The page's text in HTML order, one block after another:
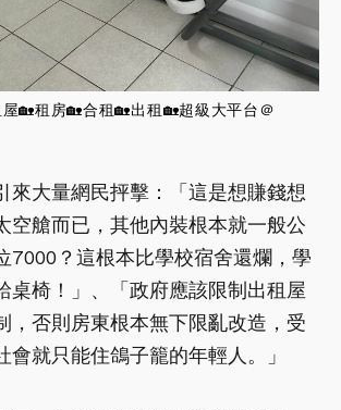
🏡租房🏡合租🏡出租🏡超級大平台＠
來大量網民抨擊：「這是想賺錢想
空艙而已，其他內裝根本就一般公
7000？這根本比學校宿舍還爛，學
桌椅！」、「政府應該限制出租屋
，否則房東根本無下限亂改造，受
會就只能住鴿子籠的年輕人。」